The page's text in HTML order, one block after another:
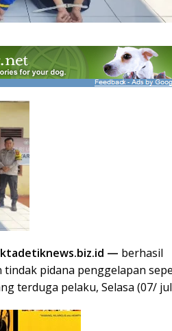
— berhasil
pidana penggelapan
terduga pelaku, Selasa (07/